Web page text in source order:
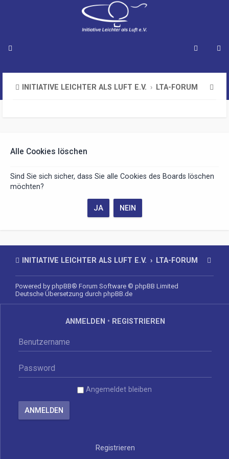
INITIATIVE LEICHTER ALS LUFT E.V. LTA-FORUM
Alle Cookies löschen
Sind Sie sich sicher, dass Sie alle Cookies des Boards löschen
möchten?
INITIATIVE LEICHTER ALS LUFT E.V. LTA-FORUM
Powered by phpBB® Forum Software © phpBB Limited
Deutsche Übersetzung durch phpBB.de
ANMELDEN • REGISTRIEREN
Angemeldet bleiben
Registrieren